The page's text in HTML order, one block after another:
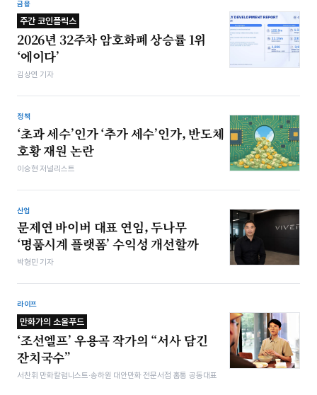
금융
주간 코인플릭스
2026년 32주차 암호화폐 상승률 1위
‘에이다’
김상연 기자
정책
‘초과 세수’인가 ‘추가 세수’인가, 반도체
호황 재원 논란
이승현 저널리스트
산업
문제연 바이버 대표 연임, 두나무
‘명품시계 플랫폼’ 수익성 개선할까
박형민 기자
라이프
만화가의 소울푸드
‘조선엘프’ 우용곡 작가의 “서사 담긴
잔치국수”
서찬휘 만화칼럼니스트·송하원 대안만화 전문서점 홈통 공동대표